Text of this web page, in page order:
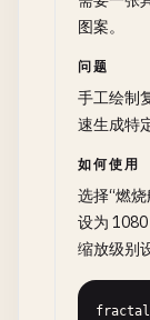
图案。
问题
手工绘制
速生成特
如何使用
选择“燃
设为
缩放级别